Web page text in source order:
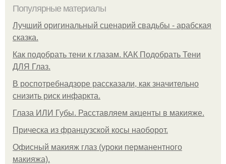
Популярные материалы
Лучший оригинальный сценарий свадьбы - арабская
сказка.
Как подобрать тени к глазам. КАК Подобрать Тени
ДЛЯ Глаз.
В роспотребнадзоре рассказали, как значительно
снизить риск инфаркта.
Глаза ИЛИ Губы. Расставляем акценты в макияже.
Прическа из французской косы наоборот.
Офисный макияж глаз (уроки перманентного
макияжа).